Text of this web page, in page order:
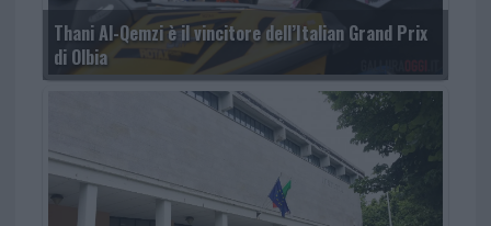
Thani Al-Qemzi è il vincitore dell’Italian Grand Prix
di Olbia